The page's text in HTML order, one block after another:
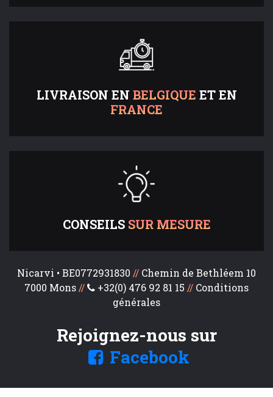
LIVRAISON EN BELGIQUE ET EN
FRANCE
CONSEILS SUR MESURE
Nicarvi • BE0772931830 // Chemin de Bethléem 10
7000 Mons // +32(0) 476 92 81 15 // Conditions
générales
Rejoignez-nous sur
Facebook